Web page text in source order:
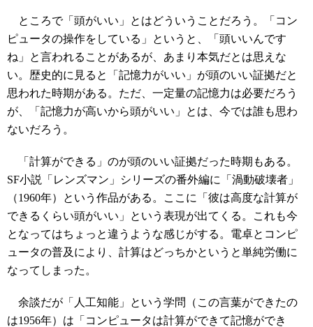
ところで「頭がいい」とはどういうことだろう。「コン
ピュータの操作をしている」というと、「頭いいんです
ね」と言われることがあるが、あまり本気だとは思えな
い。歴史的に見ると「記憶力がいい」が頭のいい証拠だと
思われた時期がある。ただ、一定量の記憶力は必要だろう
が、「記憶力が高いから頭がいい」とは、今では誰も思わ
ないだろう。
「計算ができる」のが頭のいい証拠だった時期もある。
SF小説「レンズマン」シリーズの番外編に「渦動破壊者」
（1960年）という作品がある。ここに「彼は高度な計算が
できるくらい頭がいい」という表現が出てくる。これも今
となってはちょっと違うような感じがする。電卓とコンピ
ュータの普及により、計算はどっちかというと単純労働に
なってしまった。
余談だが「人工知能」という学問（この言葉ができたの
は1956年）は「コンピュータは計算ができて記憶ができ